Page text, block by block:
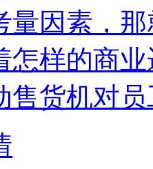
量因素，
怎样的商
售货机对